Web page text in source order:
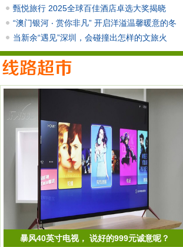
文甄悦旅行 2025全球百佳酒店卓选大奖揭晓
“澳门银河 ‧ 赏你非凡” 开启洋溢温馨暖意的冬
当新余“遇见”深圳，会碰撞出怎样的文旅火
花？
暴风40英寸电视， 说好的999元诚意呢？